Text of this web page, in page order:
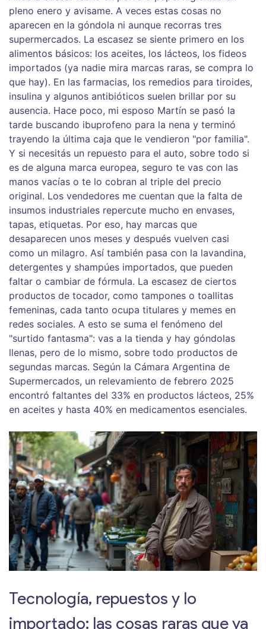
pleno enero y avisame. A veces estas cosas no
aparecen en la góndola ni aunque recorras tres
supermercados. La escasez se siente primero en los
alimentos básicos: los aceites, los lácteos, los fideos
importados (ya nadie mira marcas raras, se compra lo
que hay). En las farmacias, los remedios para tiroides,
insulina y algunos antibióticos suelen brillar por su
ausencia. Hace poco, mi esposo Martín se pasó la
tarde buscando ibuprofeno para la nena y terminó
trayendo la última caja que le vendieron "por familia".
Y si necesitás un repuesto para el auto, sobre todo si
es de alguna marca europea, seguro te vas con las
manos vacías o te lo cobran al triple del precio
original. Los vendedores me cuentan que la falta de
insumos industriales repercute mucho en envases,
tapas, etiquetas. Por eso, hay marcas que
desaparecen unos meses y después vuelven casi
como un milagro. Así también pasa con la lavandina,
detergentes y shampúes importados, que pueden
faltar o cambiar de fórmula. La escasez de ciertos
productos de tocador, como tampones o toallitas
femeninas, cada tanto ocupa titulares y memes en
redes sociales. A esto se suma el fenómeno del
"surtido fantasma": vas a la tienda y hay góndolas
llenas, pero de lo mismo, sobre todo productos de
segundas marcas. Según la Cámara Argentina de
Supermercados, un relevamiento de febrero 2025
encontró faltantes del 33% en productos lácteos, 25%
en aceites y hasta 40% en medicamentos esenciales.
Tecnología, repuestos y lo
importado: las cosas raras que ya